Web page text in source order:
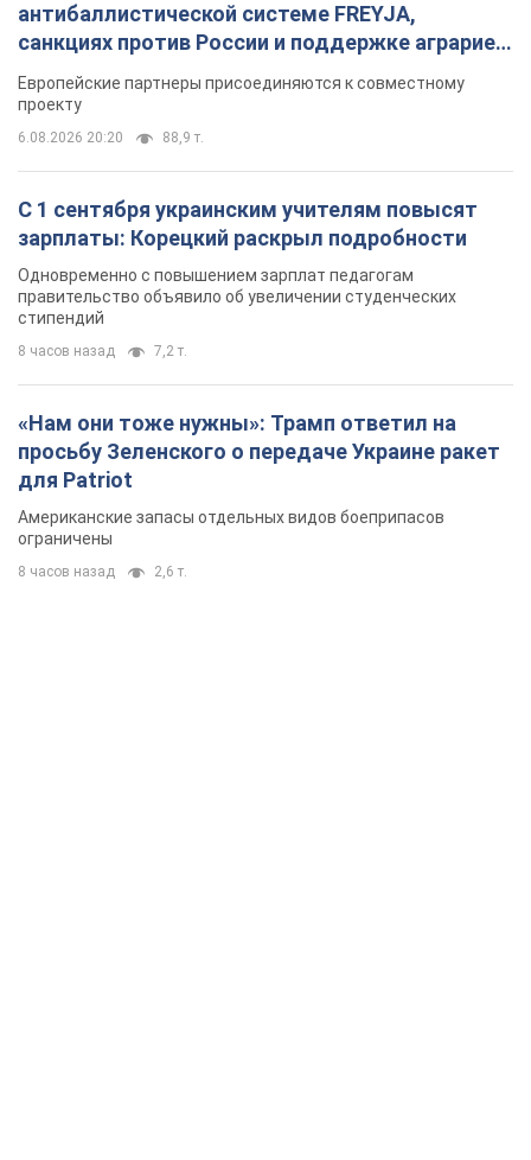
антибаллистической системе FREYJA,
санкциях против России и поддержке аграриев.
Видео
Европейские партнеры присоединяются к совместному
проекту
6.08.2026 20:20 88,9 т.
С 1 сентября украинским учителям повысят
зарплаты: Корецкий раскрыл подробности
Одновременно с повышением зарплат педагогам
правительство объявило об увеличении студенческих
стипендий
8 часов назад 7,2 т.
«Нам они тоже нужны»: Трамп ответил на
просьбу Зеленского о передаче Украине ракет
для Patriot
Американские запасы отдельных видов боеприпасов
ограничены
8 часов назад 2,6 т.